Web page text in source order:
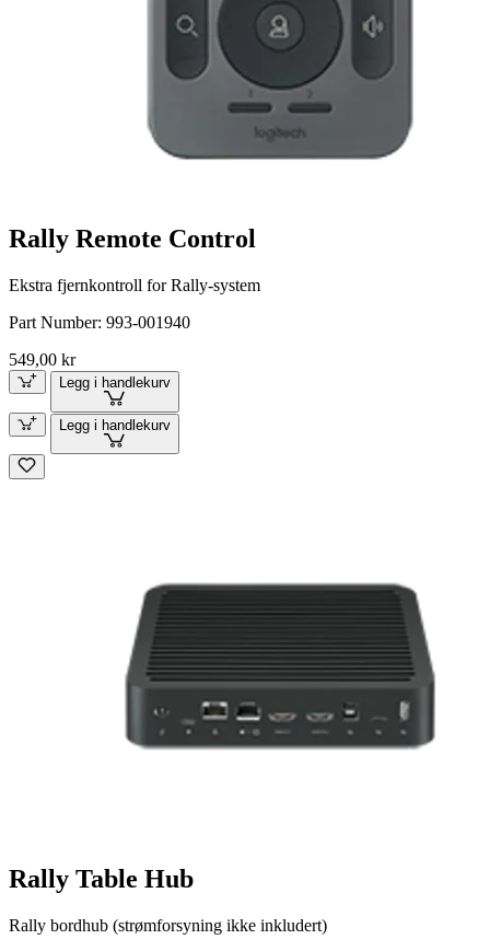
Rally Remote Control
Ekstra fjernkontroll for Rally-system
Part Number: 993-001940
549,00 kr
Legg i handlekurv
Legg i handlekurv
Rally Table Hub
Rally bordhub (strømforsyning ikke inkludert)